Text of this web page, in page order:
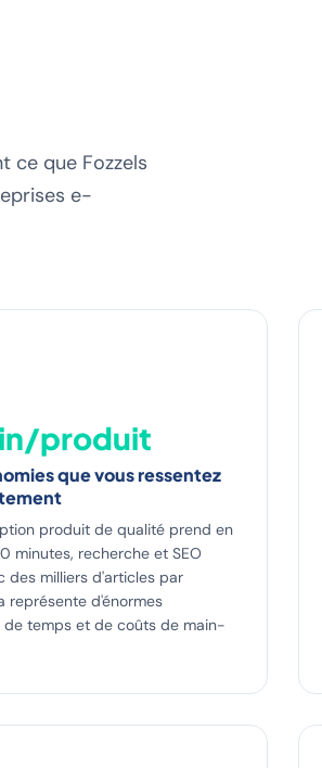
ce que Fozzels
e-
produit
que vous ressentez
produit de qualité prend en
minutes, recherche et SEO
des milliers d'articles par
représente d'énormes
de temps et de coûts de main-